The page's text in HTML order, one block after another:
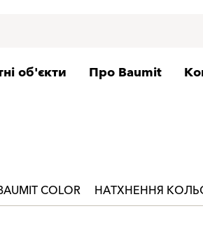
об'єкти Про Baumit
COLOR НАТХНЕННЯ